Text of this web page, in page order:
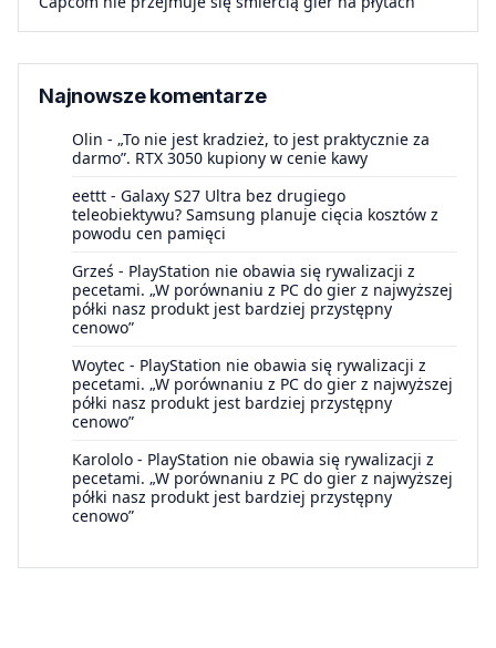
Najnowsze komentarze
Olin - „To nie jest kradzież, to jest praktycznie za
darmo”. RTX 3050 kupiony w cenie kawy
eettt - Galaxy S27 Ultra bez drugiego
teleobiektywu? Samsung planuje cięcia kosztów z
powodu cen pamięci
Grześ - PlayStation nie obawia się rywalizacji z
pecetami. „W porównaniu z PC do gier z najwyższej
półki nasz produkt jest bardziej przystępny
cenowo”
Woytec - PlayStation nie obawia się rywalizacji z
pecetami. „W porównaniu z PC do gier z najwyższej
półki nasz produkt jest bardziej przystępny
cenowo”
Karololo - PlayStation nie obawia się rywalizacji z
pecetami. „W porównaniu z PC do gier z najwyższej
półki nasz produkt jest bardziej przystępny
cenowo”